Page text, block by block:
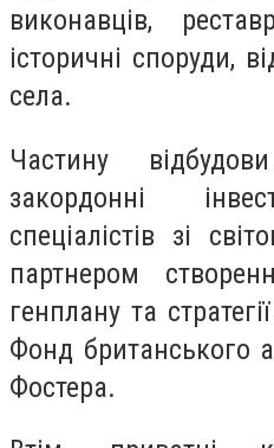
виконавців,
історичні споруди,
села.
Частину
закордонні
спеціалістів зі
партнером
генплану та
Фонд британського
Фостера.